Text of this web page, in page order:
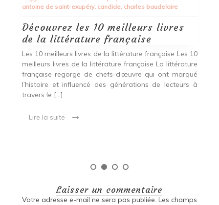
Fructifier Votre Argent Les Meilleurs Placements
Financiers pour Faire Fructifier Votre Argent Investir
son argent de manière judicieuse est essentiel pour
assurer sa croissance et sa sécurité financière à […]
Lire la suite
Laisser un commentaire
Votre adresse e-mail ne sera pas publiée. Les champs